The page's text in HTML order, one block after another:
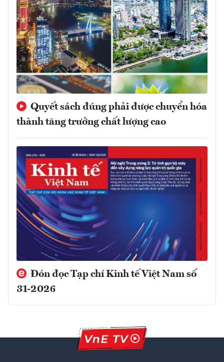
Quyết sách đúng phải được chuyển hóa
thành tăng trưởng chất lượng cao
Đón đọc Tạp chí Kinh tế Việt Nam số
31-2026